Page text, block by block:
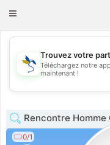
Toggle
💖
Trouvez votre
Téléchargez notre
maintenant !
Rencontre Homme
0/1